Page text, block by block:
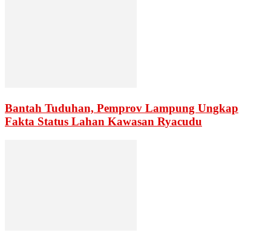
Bantah Tuduhan, Pemprov Lampung Ungkap
Fakta Status Lahan Kawasan Ryacudu